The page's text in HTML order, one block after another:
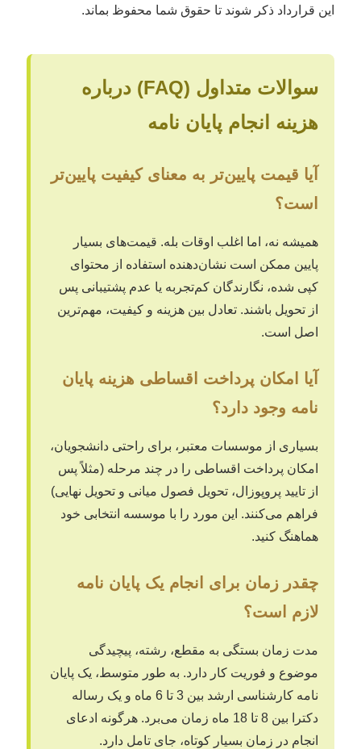
این قرارداد ذکر شوند تا حقوق شما محفوظ بماند.
سوالات متداول (FAQ) درباره
هزینه انجام پایان نامه
آیا قیمت پایین‌تر به معنای کیفیت پایین‌تر
است؟
همیشه نه، اما اغلب اوقات بله. قیمت‌های بسیار
پایین ممکن است نشان‌دهنده استفاده از محتوای
کپی شده، نگارندگان کم‌تجربه یا عدم پشتیبانی پس
از تحویل باشند. تعادل بین هزینه و کیفیت، مهم‌ترین
اصل است.
آیا امکان پرداخت اقساطی هزینه پایان
نامه وجود دارد؟
بسیاری از موسسات معتبر، برای راحتی دانشجویان،
امکان پرداخت اقساطی را در چند مرحله (مثلاً پس
از تایید پروپوزال، تحویل فصول میانی و تحویل نهایی)
فراهم می‌کنند. این مورد را با موسسه انتخابی خود
هماهنگ کنید.
چقدر زمان برای انجام یک پایان نامه
لازم است؟
مدت زمان بستگی به مقطع، رشته، پیچیدگی
موضوع و فوریت کار دارد. به طور متوسط، یک پایان
نامه کارشناسی ارشد بین 3 تا 6 ماه و یک رساله
دکترا بین 8 تا 18 ماه زمان می‌برد. هرگونه ادعای
انجام در زمان بسیار کوتاه، جای تامل دارد.